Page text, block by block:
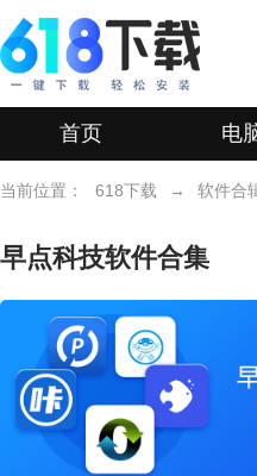
首页 电
当前位置： 618下载 → 软件合
早点科技软件合集